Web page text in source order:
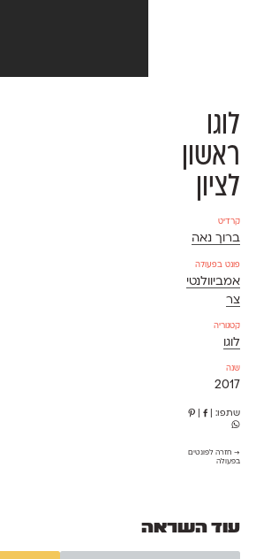
לוגו
ראשון
לציון
קרדיט
ברוך נאה
פונט בפעולה
אמביוולנטי
צר
קטגוריה
לוגו
שנה
2017
שתפו: |
→ חזרה לפונטים
בפעולה
עוד השראה